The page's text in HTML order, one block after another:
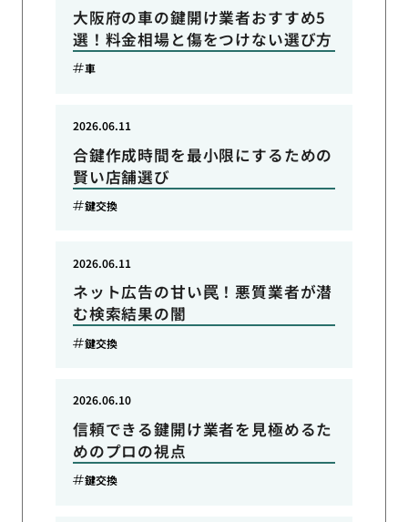
大阪府の車の鍵開け業者おすすめ5
選！料金相場と傷をつけない選び方
車
合鍵作成時間を最小限にするための
賢い店舗選び
2026.06.11
鍵交換
ネット広告の甘い罠！悪質業者が潜
む検索結果の闇
2026.06.11
鍵交換
信頼できる鍵開け業者を見極めるた
めのプロの視点
2026.06.10
鍵交換